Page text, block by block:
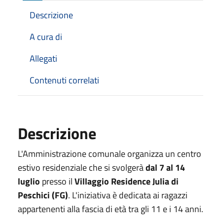
Descrizione
A cura di
Allegati
Contenuti correlati
Descrizione
L'Amministrazione comunale organizza un centro
estivo residenziale che si svolgeràdal 7 al 14
luglio presso ilVillaggio Residence Julia di
Peschici (FG). L'iniziativa è dedicata ai ragazzi
appartenenti alla fascia di età tra gli 11 e i 14 anni.